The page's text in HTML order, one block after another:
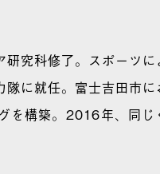
究科修了。スポーツに
に就任。富士吉田市に
を構築。2016年、同じ